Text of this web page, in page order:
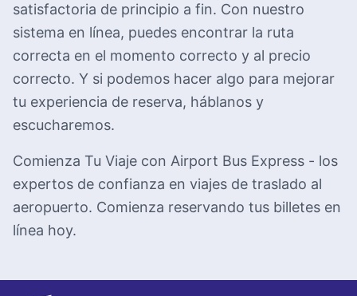
satisfactoria de principio a fin. Con nuestro
sistema en línea, puedes encontrar la ruta
correcta en el momento correcto y al precio
correcto. Y si podemos hacer algo para mejorar
tu experiencia de reserva, háblanos y
escucharemos.
Comienza Tu Viaje con Airport Bus Express - los
expertos de confianza en viajes de traslado al
aeropuerto. Comienza reservando tus billetes en
línea hoy.